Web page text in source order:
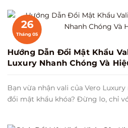
26
Tháng 05
Hướng Dẫn Đổi Mật Khẩu
Luxury Nhanh Chóng Và
Bạn vừa nhận vali của Vero
đổi mật khẩu khóa? Đừng lo, chỉ